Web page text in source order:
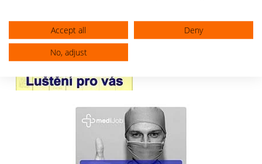
Accept all
Deny
No, adjust